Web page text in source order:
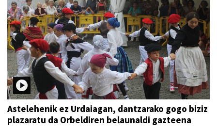
Astelehenik ez Urdaiagan, dantzarako gogo biziz
plazaratu da Orbeldiren belaunaldi gazteena